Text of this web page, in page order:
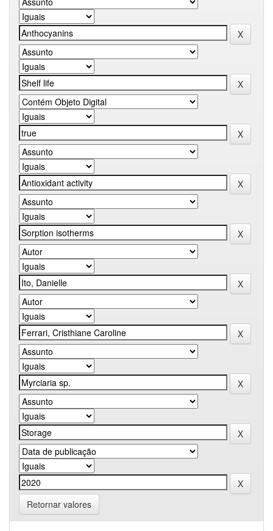
Retornar valores